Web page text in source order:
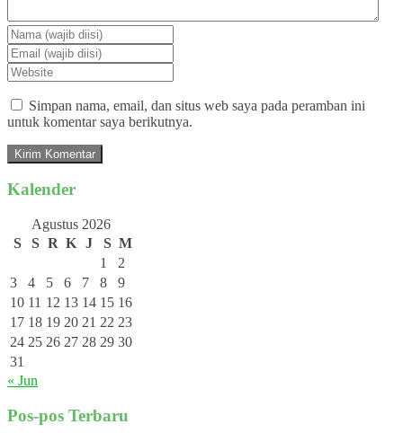
Simpan nama, email, dan situs web saya pada peramban ini
untuk komentar saya berikutnya.
Kalender
Agustus 2026
S
S R K J S M
1
2
3
4 5 6 7 8
9
10 11 12 13 14 15 16
17 18 19 20 21 22 23
24 25 26 27 28 29 30
31
« Jun
Pos-pos Terbaru